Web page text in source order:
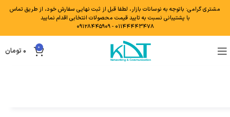
0 ۰ تومان
مشتری گرامی: باتوجه به نوسانات بازار، لطفا قبل از ثبت نهایی سفارش خود، از طریق تماس
با پشتیبانی نسبت به تایید قیمت محصولات انتخابی اقدام نمایید
۰۱۱۴۴۴۴۳۴۷۸ - ۰۹۱۲۸۴۴۵۹۰۹